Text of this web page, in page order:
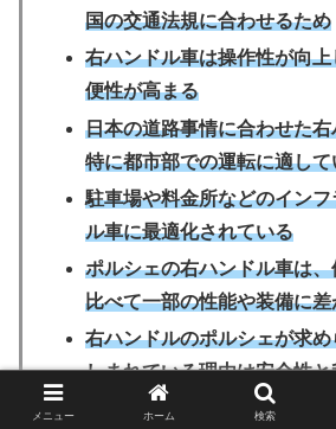
国の交通法規に合わせるため
右ハンドル車は操作性が向
便性が高まる
日本の道路事情に合わせた
特に都市部での運転に適して
駐車場や料金所などのイン
ル車に最適化されている
ポルシェの右ハンドル車は
比べて一部の性能や装備に差
右ハンドルのポルシェが求め
しまれている理由は安全性
日本のポルシェディーラー
メニュー ホーム 検索